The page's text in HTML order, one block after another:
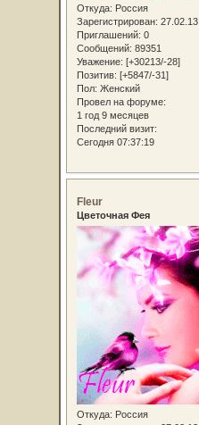
Откуда: Россия
Зарегистрирован: 27.02.13
Приглашений: 0
Сообщений: 89351
Уважение: [+30213/-28]
Позитив: [+5847/-31]
Пол: Женский
Провел на форуме:
1 год 9 месяцев
Последний визит:
Сегодня 07:37:19
Fleur
Цветочная Фея
Откуда: Россия